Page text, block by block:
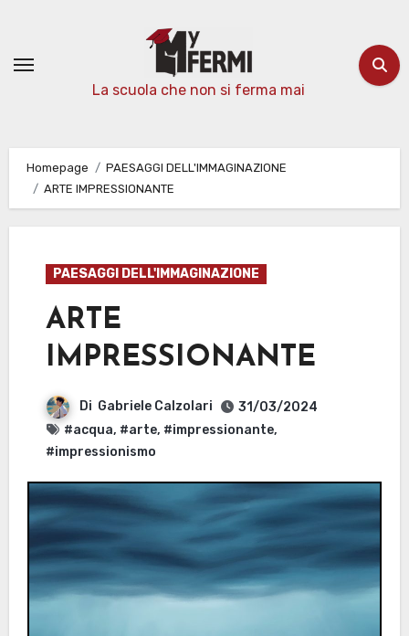
contenuto
La scuola che non si ferma mai
Homepage
PAESAGGI DELL'IMMAGINAZIONE
ARTE IMPRESSIONANTE
PAESAGGI DELL'IMMAGINAZIONE
ARTE
IMPRESSIONANTE
Di Gabriele Calzolari
31/03/2024
#acqua, #arte, #impressionante,
#impressionismo